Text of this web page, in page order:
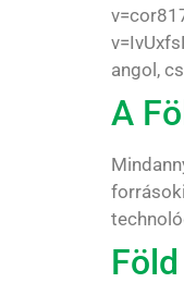
angol,
A